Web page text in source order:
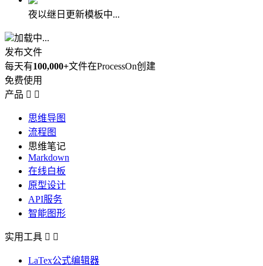
夜以继日更新模板中...
加载中...
发布文件
每天有100,000+文件在ProcessOn创建
免费使用
产品  
思维导图
流程图
思维笔记
Markdown
在线白板
原型设计
API服务
智能图形
实用工具  
LaTex公式编辑器